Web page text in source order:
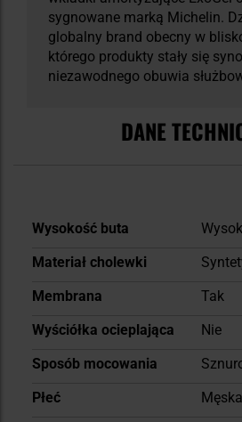
sygnowane marką Michelin.
globalny brand obecny w
którego produkty stały się
niezawodnego obuwia
DANE
Więcej
Wysokość buta
Materiał cholewki
Membrana
Tak
Wyściółka ocieplająca
Nie
Sposób mocowania
Płeć
Męska